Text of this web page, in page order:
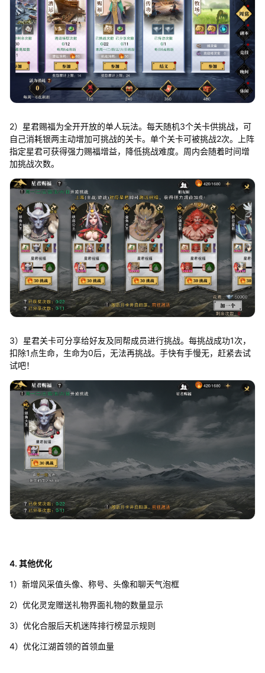
2）星君赐福为全开开放的单人玩法。每天随机3个关卡供挑战，可
自己消耗银两主动增加可挑战的关卡。单个关卡可被挑战2次。上阵
指定星君可获得强力赐福增益，降低挑战难度。周内会随着时间增
加挑战次数。
3）星君关卡可分享给好友及同帮成员进行挑战。每挑战成功1次，
扣除1点生命，生命为0后，无法再挑战。手快有手慢无，赶紧去试
试吧！
4. 其他优化
1）新增风采值头像、称号、头像和聊天气泡框
2）优化灵宠赠送礼物界面礼物的数量显示
3）优化合服后天机迷阵排行榜显示规则
4）优化江湖首领的首领血量